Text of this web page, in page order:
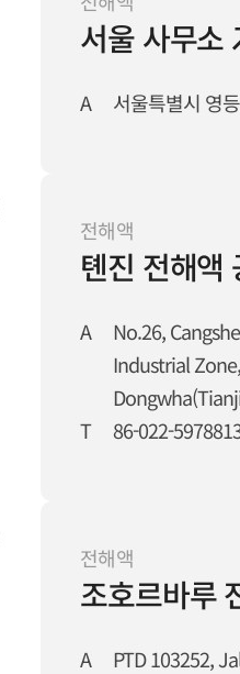
서울 사무소
A 서울특별시 영
전해액
톈진 전해액
A
No.26,
Industrial
T
86-022-
전해액
조호르바루
A
PTD 103252,